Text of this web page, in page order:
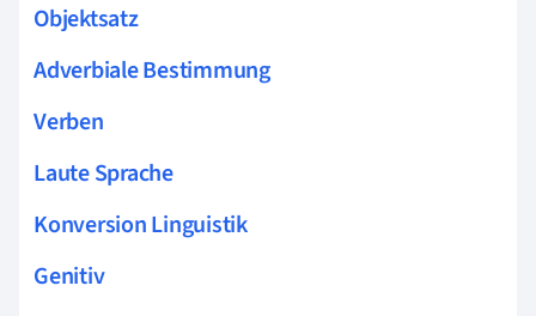
Objektsatz
Adverbiale Bestimmung
Verben
Laute Sprache
Konversion Linguistik
Genitiv